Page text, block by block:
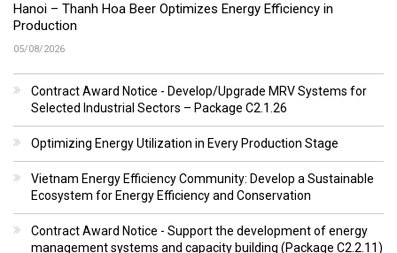
Hanoi – Thanh Hoa Beer Optimizes Energy Efficiency in
Production
05/08/2026
Contract Award Notice - Develop/Upgrade MRV Systems for
Selected Industrial Sectors – Package C2.1.26
Optimizing Energy Utilization in Every Production Stage
Vietnam Energy Efficiency Community: Develop a Sustainable
Ecosystem for Energy Efficiency and Conservation
Contract Award Notice - Support the development of energy
management systems and capacity building (Package C2.2.11)